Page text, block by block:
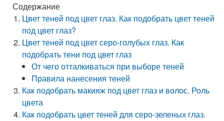
Содержание
Цвет теней под цвет глаз. Как подобрать цвет теней
под цвет глаз?
Цвет теней под цвет серо-голубых глаз. Как
подобрать тени под цвет глаз
От чего отталкиваться при выборе теней
Правила нанесения теней
Как подобрать макияж под цвет глаз и волос. Роль
цвета
Как подобрать цвет теней для серо-зеленых глаз.